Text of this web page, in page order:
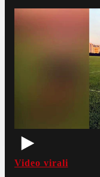
Video virali